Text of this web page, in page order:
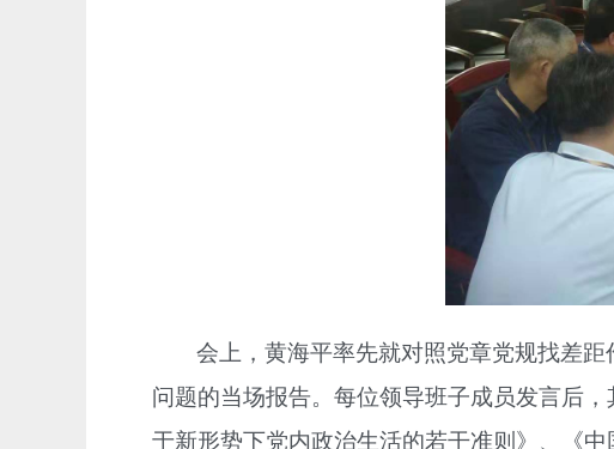
会上，黄海平率先就对照党章党规找差
问题的当场报告。每位领导班子成员发言后
于新形势下党内政治生活的若干准则》、《中